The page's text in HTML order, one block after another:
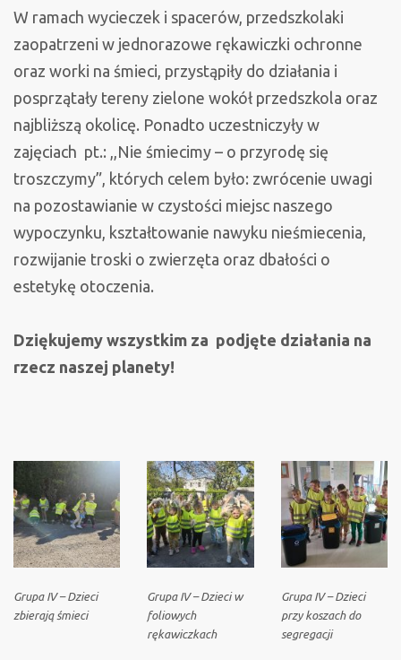
W ramach wycieczek i spacerów, przedszkolaki
zaopatrzeni w jednorazowe rękawiczki ochronne
oraz worki na śmieci, przystąpiły do działania i
posprzątały tereny zielone wokół przedszkola oraz
najbliższą okolicę. Ponadto uczestniczyły w
zajęciach pt.: ,,Nie śmiecimy – o przyrodę się
troszczymy”, których celem było: zwrócenie uwagi
na pozostawianie w czystości miejsc naszego
wypoczynku, kształtowanie nawyku nieśmiecenia,
rozwijanie troski o zwierzęta oraz dbałości o
estetykę otoczenia.
Dziękujemy wszystkim za podjęte działania na
rzecz naszej planety!
Grupa IV – Dzieci
zbierają śmieci
Grupa IV – Dzieci w
foliowych
rękawiczkach
Grupa IV – Dzieci
przy koszach do
segregacji